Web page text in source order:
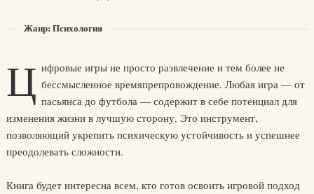
Жанр: Психология
Ц ифровые игры не просто развлечение и тем более не
бессмысленное времяпрепровождение. Любая игра — от
пасьянса до футбола — содержит в себе потенциал для
изменения жизни в лучшую сторону. Это инструмент,
позволяющий укрепить психическую устойчивость и успешнее
преодолевать сложности.
Книга будет интересна всем, кто готов освоить игровой подход